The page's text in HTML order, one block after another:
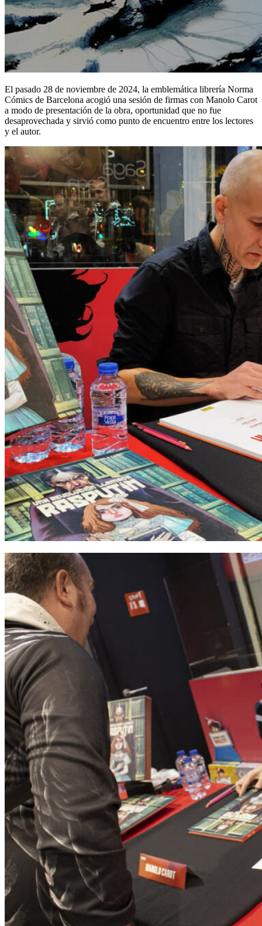
El pasado 28 de noviembre de 2024, la emblemática librería Norma
Cómics de Barcelona acogió una sesión de firmas con Manolo Carot
a modo de presentación de la obra, oportunidad que no fue
desaprovechada y sirvió como punto de encuentro entre los lectores
y el autor.